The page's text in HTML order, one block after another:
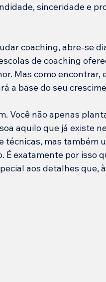
sinceridade e
coaching, abre-se
de coaching
Mas como encontrar,
a base do seu
Você não apenas
aquilo que já existe
técnicas, mas também
exatamente por isso
aos detalhes que,